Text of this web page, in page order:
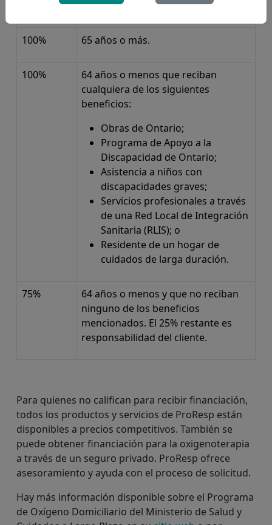
Cobertura Elegibilidad
100% 65 años o más.
100%
64 años o menos que reciban
cualquiera de los siguientes
beneficios:
Obras de Ontario;
Programa de Apoyo a la
Discapacidad de Ontario;
Asistencia a niños con
discapacidades graves;
Servicios profesionales a través
de una Red Local de Integración
Sanitaria (RLIS); o
Residente de un hogar de
cuidados de larga duración.
75%
64 años o menos y que no reciban
ninguno de los beneficios
mencionados. El 25% restante es
responsabilidad del cliente.
Para quienes no califican para recibir financiación,
todos los productos y servicios de ProResp están
disponibles a precios competitivos. También se
puede obtener financiación para la oxigenoterapia
a través de un seguro privado. ProResp ofrece
asesoramiento y ayuda con el proceso de solicitud.
Hay más información disponible sobre el Programa
de Oxígeno Domiciliario del Ministerio de Salud y